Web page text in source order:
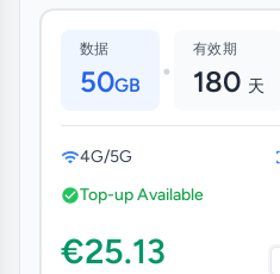
数据
50GB •
有效期
180 天
4G/5G
Top-up Available
€25.13